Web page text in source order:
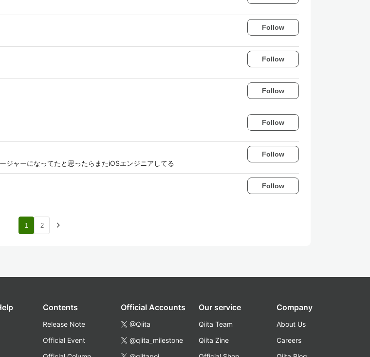
Follow
Follow
Follow
Follow
ジャーになってたと思ったらまたiOSエンジニアしてる
Follow
Follow
1 2 navigate_next
Contents
Release Note
Official Event
Official Accounts
@Qiita
@qiita_milestone
Our service
Qiita Team
Qiita Zine
Company
About Us
Careers